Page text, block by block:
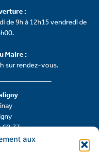
aux
:
de 9h à 12h15 vendredi de
Maire :
sur rendez-vous.